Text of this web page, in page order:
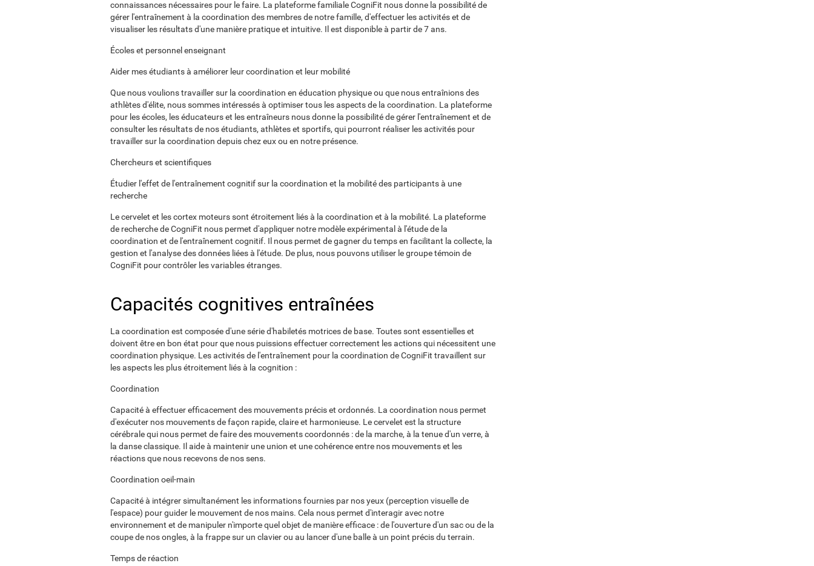
connaissances nécessaires pour le faire. La plateforme familiale CogniFit nous donne la possibilité de
gérer l'entraînement à la coordination des membres de notre famille, d'effectuer les activités et de
visualiser les résultats d'une manière pratique et intuitive. Il est disponible à partir de 7 ans.
Écoles et personnel enseignant
Aider mes étudiants à améliorer leur coordination et leur mobilité
Que nous voulions travailler sur la coordination en éducation physique ou que nous entraînions des
athlètes d'élite, nous sommes intéressés à optimiser tous les aspects de la coordination. La plateforme
pour les écoles, les éducateurs et les entraîneurs nous donne la possibilité de gérer l'entraînement et de
consulter les résultats de nos étudiants, athlètes et sportifs, qui pourront réaliser les activités pour
travailler sur la coordination depuis chez eux ou en notre présence.
Chercheurs et scientifiques
Étudier l'effet de l'entraînement cognitif sur la coordination et la mobilité des participants à une
recherche
Le cervelet et les cortex moteurs sont étroitement liés à la coordination et à la mobilité. La plateforme
de recherche de CogniFit nous permet d'appliquer notre modèle expérimental à l'étude de la
coordination et de l'entraînement cognitif. Il nous permet de gagner du temps en facilitant la collecte, la
gestion et l'analyse des données liées à l'étude. De plus, nous pouvons utiliser le groupe témoin de
CogniFit pour contrôler les variables étranges.
Capacités cognitives entraînées
La coordination est composée d'une série d'habiletés motrices de base. Toutes sont essentielles et
doivent être en bon état pour que nous puissions effectuer correctement les actions qui nécessitent une
coordination physique. Les activités de l'entraînement pour la coordination de CogniFit travaillent sur
les aspects les plus étroitement liés à la cognition :
Coordination
Capacité à effectuer efficacement des mouvements précis et ordonnés. La coordination nous permet
d'exécuter nos mouvements de façon rapide, claire et harmonieuse. Le cervelet est la structure
cérébrale qui nous permet de faire des mouvements coordonnés : de la marche, à la tenue d'un verre, à
la danse classique. Il aide à maintenir une union et une cohérence entre nos mouvements et les
réactions que nous recevons de nos sens.
Coordination oeil-main
Capacité à intégrer simultanément les informations fournies par nos yeux (perception visuelle de
l'espace) pour guider le mouvement de nos mains. Cela nous permet d'interagir avec notre
environnement et de manipuler n'importe quel objet de manière efficace : de l'ouverture d'un sac ou de la
coupe de nos ongles, à la frappe sur un clavier ou au lancer d'une balle à un point précis du terrain.
Temps de réaction